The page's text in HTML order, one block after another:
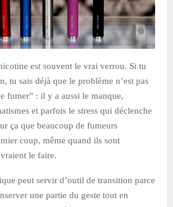
est souvent le vrai verrou. Si tu
tu sais déjà que le problème n’est pas
fumer” : il y a aussi le manque,
et parfois le stress qui déclenche
ça que beaucoup de fumeurs
coup, même quand ils sont
le faire.
peut servir d’outil de transition parce
une partie du geste tout en